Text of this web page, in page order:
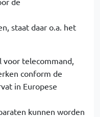
staat daar o.a. het
voor telecommand,
conform de
in Europese
kunnen worden